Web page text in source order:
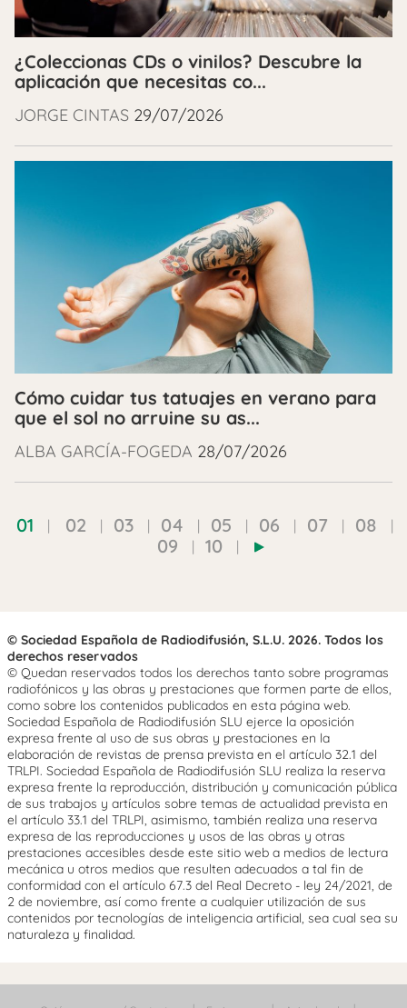
¿Coleccionas CDs o vinilos? Descubre la
aplicación que necesitas co...
JORGE CINTAS 29/07/2026
Cómo cuidar tus tatuajes en verano para
que el sol no arruine su as...
ALBA GARCÍA-FOGEDA 28/07/2026
01 02 03 04 05 06 07
08
09
10
© Sociedad Española de Radiodifusión, S.L.U. 2026. Todos los
derechos reservados
© Quedan reservados todos los derechos tanto sobre programas
radiofónicos y las obras y prestaciones que formen parte de ellos,
como sobre los contenidos publicados en esta página web.
Sociedad Española de Radiodifusión SLU ejerce la oposición
expresa frente al uso de sus obras y prestaciones en la
elaboración de revistas de prensa prevista en el artículo 32.1 del
TRLPI. Sociedad Española de Radiodifusión SLU realiza la reserva
expresa frente la reproducción, distribución y comunicación pública
de sus trabajos y artículos sobre temas de actualidad prevista en
el artículo 33.1 del TRLPI, asimismo, también realiza una reserva
expresa de las reproducciones y usos de las obras y otras
prestaciones accesibles desde este sitio web a medios de lectura
mecánica u otros medios que resulten adecuados a tal fin de
conformidad con el artículo 67.3 del Real Decreto - ley 24/2021, de
2 de noviembre, así como frente a cualquier utilización de sus
contenidos por tecnologías de inteligencia artificial, sea cual sea su
naturaleza y finalidad.